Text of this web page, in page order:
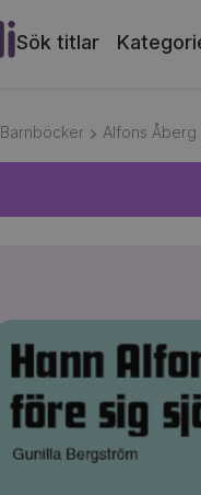
Sök titlar
Barnböcker Alfons Åberg